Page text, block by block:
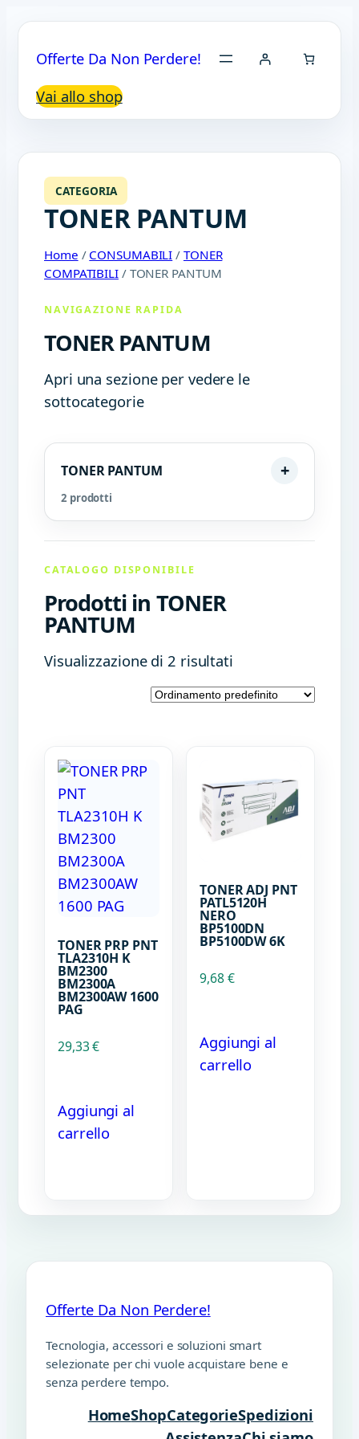
Offerte Da Non Perdere!
Vai allo shop
CATEGORIA
TONER PANTUM
Home / CONSUMABILI / TONER
COMPATIBILI/ TONER PANTUM
NAVIGAZIONE RAPIDA
TONER PANTUM
Apri una sezione per vedere le
sottocategorie
TONER PANTUM
2 prodotti
CATALOGO DISPONIBILE
Prodotti in TONER
PANTUM
Visualizzazione di 2 risultati
TONER PRP PNT
TLA2310H K
BM2300
BM2300A
BM2300AW 1600
PAG
29,33€
Aggiungi al
carrello
TONER ADJ PNT
PATL5120H
NERO
BP5100DN
BP5100DW 6K
9,68€
Aggiungi al
carrello
Offerte Da Non Perdere!
Tecnologia, accessori e soluzioni smart
selezionate per chi vuole acquistare bene e
senza perdere tempo.
HomeShopCategorieSpedizioni